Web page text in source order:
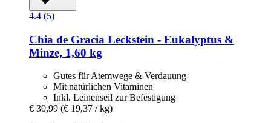
4.4 (5)
Chia de Gracia Leckstein -​ Eukalyptus &
Minze, 1,60 kg
Gutes für Atemwege & Verdauung
Mit natürlichen Vitaminen
Inkl. Leinenseil zur Befestigung
€ 30,99 (€ 19,37 / kg)